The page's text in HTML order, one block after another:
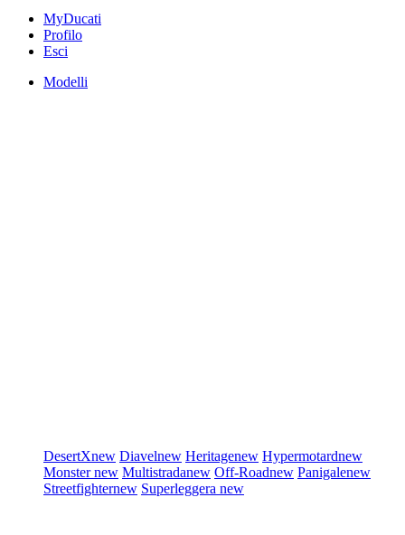
MyDucati
Profilo
Esci
Modelli
DesertXnew Diavelnew Heritagenew Hypermotardnew
Monsternew Multistradanew Off-Roadnew Panigalenew
Streetfighternew Superleggera new